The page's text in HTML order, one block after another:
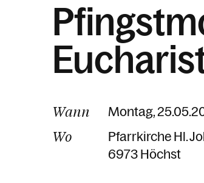
Wann Montag,
Wo Pfarrkirche Hl.
6973 Höchst